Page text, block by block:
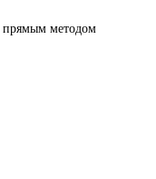
прямым методом